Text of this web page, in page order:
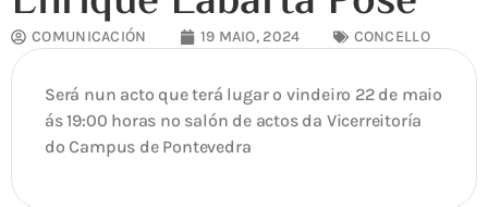
COMUNICACIÓN 19 MAIO, 2024 CONCELLO
Será nun acto que terá lugar o vindeiro 22 de maio
ás 19:00 horas no salón de actos da Vicerreitoría
do Campus de Pontevedra